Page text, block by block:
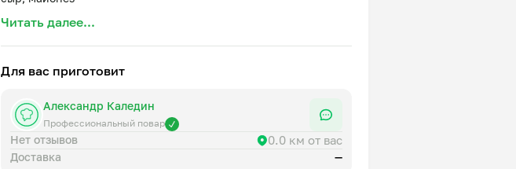
Читать далее...
Для вас приготовит
Александр Каледин
Профессиональный повар
Нет отзывов 0.0 км от вас
Доставка —